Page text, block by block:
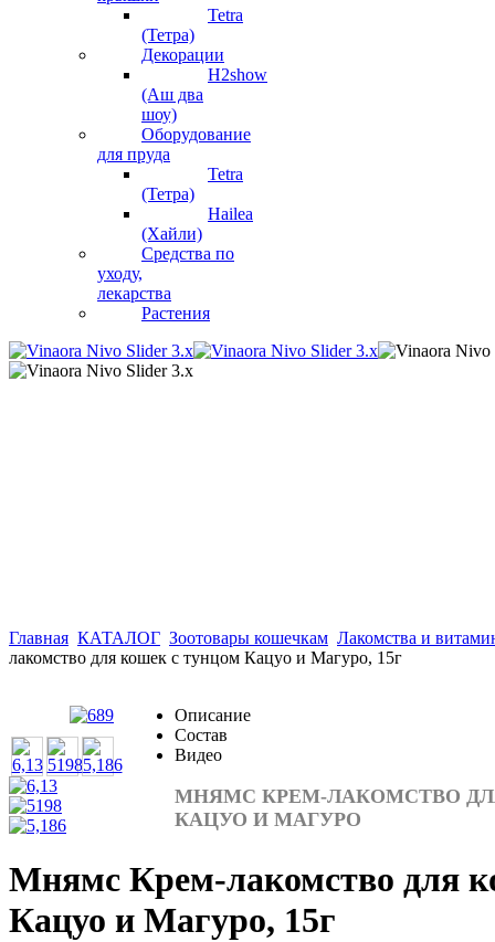
Tetra
(Тетра)
Декорации
H2show
(Аш два
шоу)
Оборудование
для пруда
Tetra
(Тетра)
Hailea
(Хайли)
Средства по
уходу,
лекарства
Растения
Главная КАТАЛОГ Зоотовары кошечкам Лакомства и
лакомство для кошек с тунцом Кацуо и Магуро, 15г
Мнямс Крем-лакомство для
Кацуо и Магуро, 15г
Описание
Состав
Видео
МНЯМС КРЕМ-ЛАКОМСТВО
КАЦУО И МАГУРО